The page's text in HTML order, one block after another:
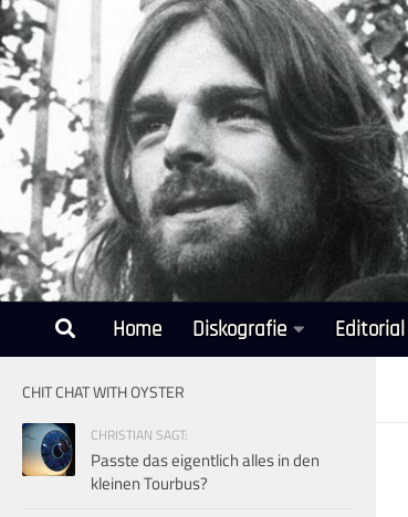
Unter dem Inhalt
Home Diskografie Editorial
CHIT CHAT WITH OYSTER
CHRISTIAN SAGT:
Passte das eigentlich alles in den
kleinen Tourbus?